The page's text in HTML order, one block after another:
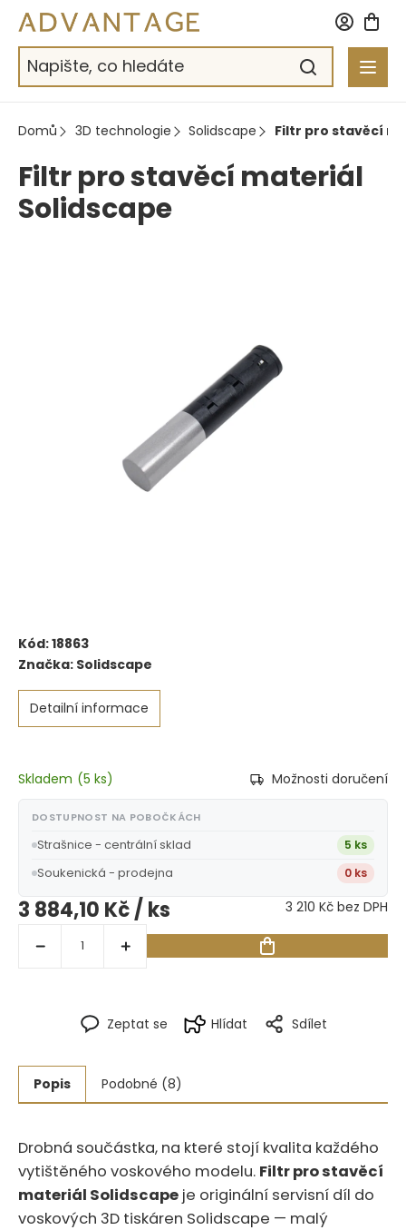
Přejít
obsah
Domů 3D technologie Solidscape Filtr pro stavěcí
Filtr pro stavěcí materiál
Solidscape
Kód:18863
Značka: Solidscape
Detailní informace
Zeptat se Hlídat Sdílet
Skladem (5 ks) Možnosti doručení
DOSTUPNOST NA POBOČKÁCH
Strašnice - centrální sklad 5 ks
Soukenická - prodejna 0 ks
3 884,10 Kč/ ks 3 210 Kč bez DPH
Popis Podobné (8)
Drobná součástka, na které stojí kvalita každého
vytištěného voskového modelu.‍​‍​‌‌‌​​‌‌​‌​​‌​​​‌‌‌‌​​‌​​​‌​‌‌‌​ Filtr pro stavěcí
materiál Solidscape je originální servisní díl do
voskových 3D tiskáren Solidscape — malý